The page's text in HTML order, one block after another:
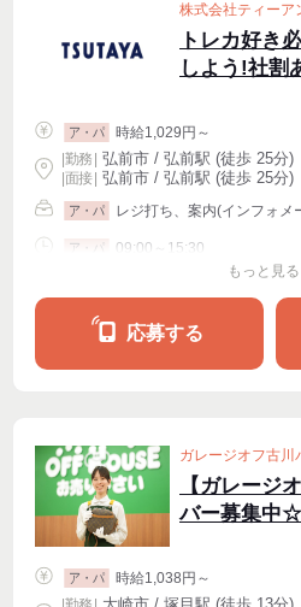
株式会社ティーア
トレカ好き
しよう!社割
ア・パ
時給1,029円～
|勤務 弘前市 / 弘前駅 (徒歩 25分)
| 面接 | 弘前市 / 弘前駅 (徒歩 25分)
ア・パ レジ打ち、案内(インフォメーション/
ア・パ 09:00～15:30
もっと見る
応募する
ガレージオフ古川
【ガレージ
バー募集中☆
ア・パ
時給1,038円～